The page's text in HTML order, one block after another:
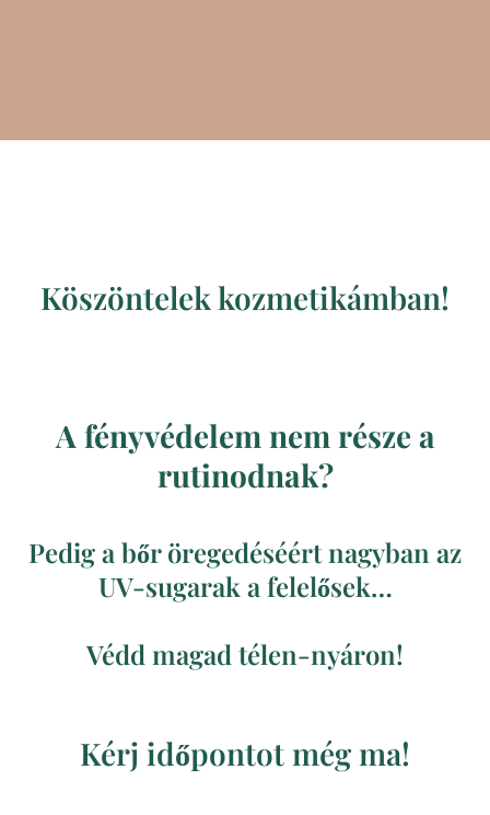
Köszöntelek kozmetikámban!
A fényvédelem nem része a
rutinodnak?
Pedig a bőr öregedéséért nagyban az
UV-sugarak a felelősek…
Védd magad télen-nyáron!
Kérj időpontot még ma!